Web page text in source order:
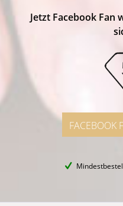
Jetzt Facebook Fan
FACEBOOK